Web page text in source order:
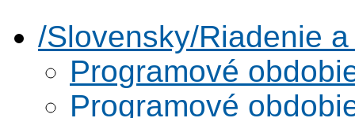
/Slovensky/Riadenie
Programové
Programové